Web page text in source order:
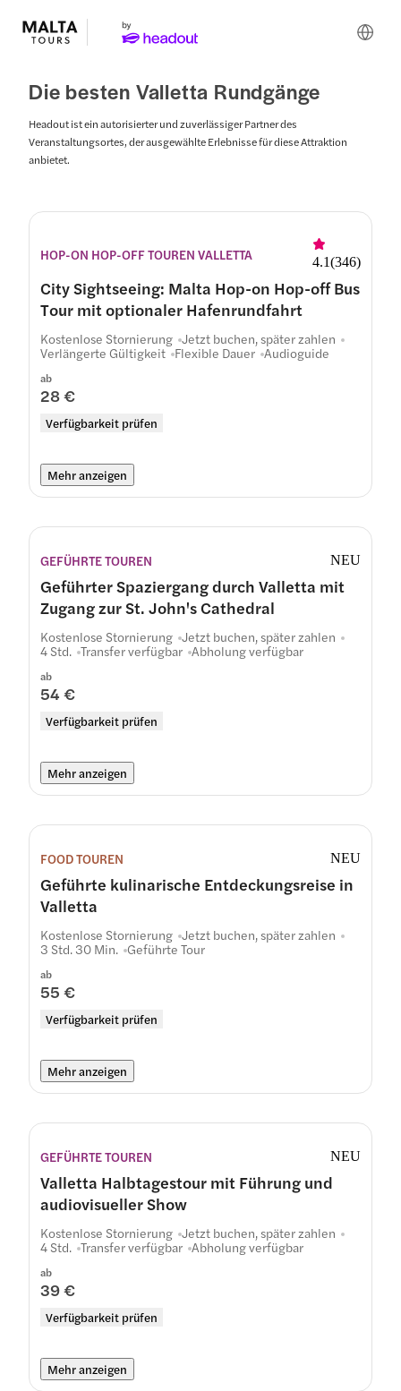
Die besten Valletta Rundgänge
Headout ist ein autorisierter und zuverlässiger Partner des
Veranstaltungsortes, der ausgewählte Erlebnisse für diese Attraktion
anbietet.
HOP-ON HOP-OFF TOUREN VALLETTA 4.1(346)
City Sightseeing: Malta Hop-on Hop-off Bus
Tour mit optionaler Hafenrundfahrt
ab
28 €
Verfügbarkeit prüfen
Kostenlose Stornierung Jetzt buchen, später zahlen
Verlängerte Gültigkeit Flexible Dauer Audioguide
Mehr anzeigen
GEFÜHRTE TOUREN NEU
Geführter Spaziergang durch Valletta mit
Zugang zur St. John's Cathedral
ab
54 €
Verfügbarkeit prüfen
Kostenlose Stornierung Jetzt buchen, später zahlen
4 Std. Transfer verfügbar Abholung verfügbar
Mehr anzeigen
FOOD TOUREN NEU
Geführte kulinarische Entdeckungsreise in
Valletta
ab
55 €
Verfügbarkeit prüfen
Kostenlose Stornierung Jetzt buchen, später zahlen
3 Std. 30 Min. Geführte Tour
Mehr anzeigen
GEFÜHRTE TOUREN NEU
Valletta Halbtagestour mit Führung und
audiovisueller Show
ab
39 €
Verfügbarkeit prüfen
Kostenlose Stornierung Jetzt buchen, später zahlen
4 Std. Transfer verfügbar Abholung verfügbar
Mehr anzeigen